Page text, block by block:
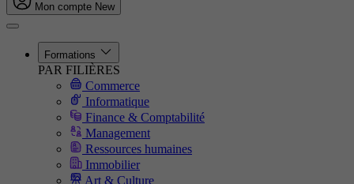
Mon compte New
Formations
PAR FILIÈRES
Commerce
Informatique
Finance & Comptabilité
Management
Ressources humaines
Immobilier
Art & Culture